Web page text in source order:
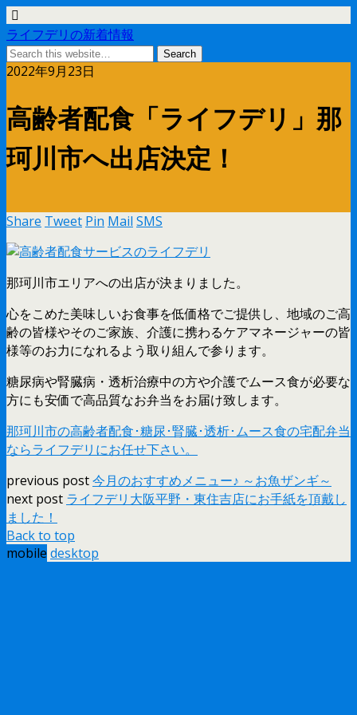
ライフデリの新着情報
2022年9月23日
高齢者配食「ライフデリ」那
珂川市へ出店決定！
Share Tweet Pin Mail SMS
那珂川市エリアへの出店が決まりました。
心をこめた美味しいお食事を低価格でご提供し、地域のご高
齢の皆様やそのご家族、介護に携わるケアマネージャーの皆
様等のお力になれるよう取り組んで参ります。
糖尿病や腎臓病・透析治療中の方や介護でムース食が必要な
方にも安価で高品質なお弁当をお届け致します。
那珂川市の高齢者配食･糖尿･腎臓･透析･ムース食の宅配弁当
ならライフデリにお任せ下さい。
previous post今月のおすすめメニュー♪ ～お魚ザンギ～
next post ライフデリ大阪平野・東住吉店にお手紙を頂戴し
ました！
Back to top
mobile desktop